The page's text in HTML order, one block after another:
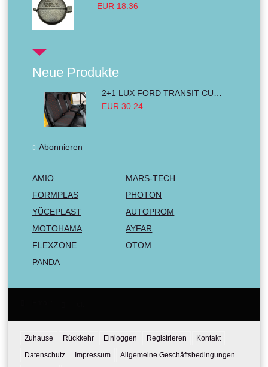
EUR 18.36
Neue Produkte
EUR 30.24
Abonnieren
AMIO
MARS-TECH
FORMPLAS
PHOTON
YÜCEPLAST
AUTOPROM
MOTOHAMA
AYFAR
FLEXZONE
OTOM
PANDA
Zuhause Rückkehr Einloggen Registrieren
Kontakt
Datenschutz
Impressum Allgemeine Geschäftsbedingungen